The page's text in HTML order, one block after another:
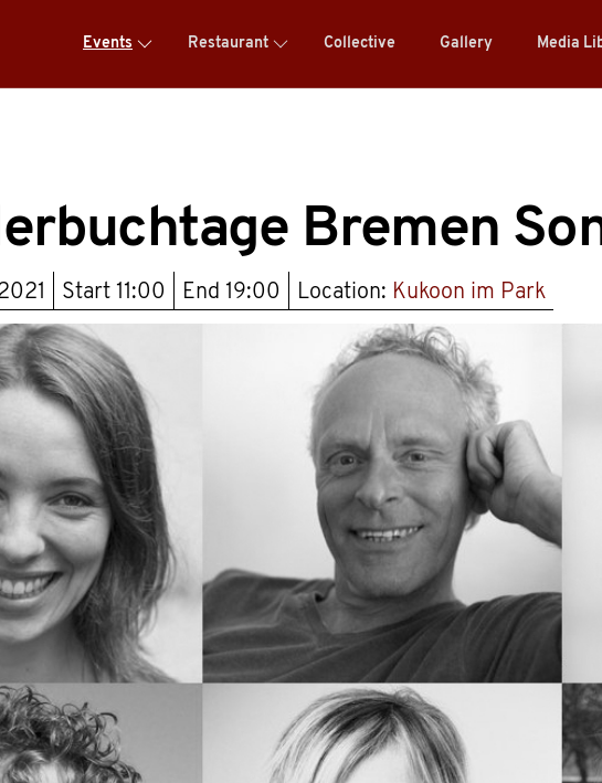
Events Restaurant Collective Gallery Media
Bremen
Start 11:00 End 19:00 Location: Kukoon im Park